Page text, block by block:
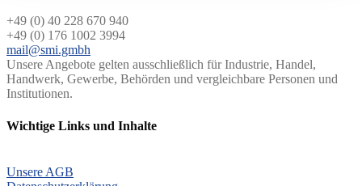
+49 (0) 40 228 670 940
+49 (0) 176 1002 3994
mail@smi.gmbh
Unsere Angebote gelten ausschließlich für Industrie, Handel,
Handwerk, Gewerbe, Behörden und vergleichbare Personen und
Institutionen.
Wichtige Links und Inhalte
Unsere AGB